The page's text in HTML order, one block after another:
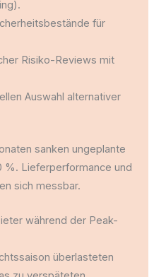
für
Risiko-Reviews mit
Auswahl alternativer
sanken ungeplante
%. Lieferperformance und
sich messbar.
während der Peak-
überlasteten